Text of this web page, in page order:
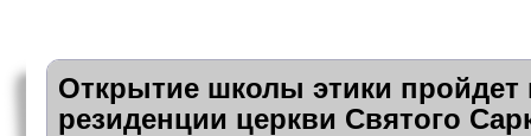
Открытие школы этики пройдет
резиденции церкви Святого